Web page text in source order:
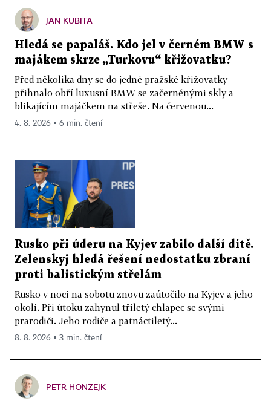
JAN KUBITA
Hledá se papaláš. Kdo jel v černém BMW s
majákem skrze „Turkovu“ křižovatku?
Před několika dny se do jedné pražské křižovatky
přihnalo obří luxusní BMW se začerněnými skly a
blikajícím majáčkem na střeše. Na červenou...
4. 8. 2026 ▪ 6 min. čtení
Rusko při úderu na Kyjev zabilo další dítě.
Zelenskyj hledá řešení nedostatku zbraní
proti balistickým střelám
Rusko v noci na sobotu znovu zaútočilo na Kyjev a jeho
okolí. Při útoku zahynul tříletý chlapec se svými
prarodiči. Jeho rodiče a patnáctiletý...
8. 8. 2026 ▪ 3 min. čtení
PETR HONZEJK